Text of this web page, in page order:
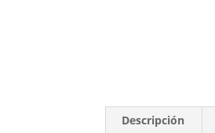
Descripción